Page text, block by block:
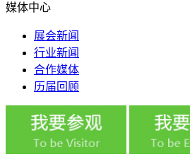
媒体中心
展会新闻
行业新闻
合作媒体
历届回顾